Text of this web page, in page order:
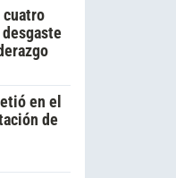
cuatro
en el
de